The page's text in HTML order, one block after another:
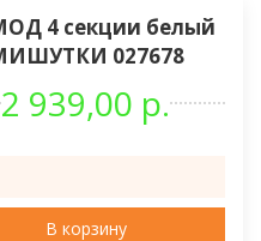
4 секции белый
027678
2 939,00 р.
В корзину